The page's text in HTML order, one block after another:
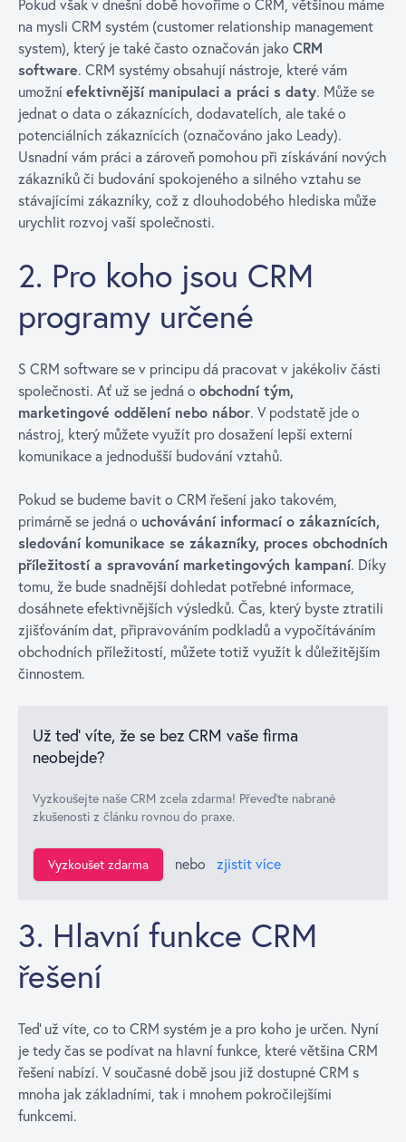
Pokud však v dnešní době hovoříme o CRM, většinou máme
na mysli CRM systém (customer relationship management
system), který je také často označován jako CRM
software. CRM systémy obsahují nástroje, které vám
umožníefektivnější manipulaci a práci s daty. Může se
jednat o data o zákaznících, dodavatelích, ale také o
potenciálních zákaznících (označováno jako Leady).
Usnadní vám práci a zároveň pomohou při získávání nových
zákazníků či budování spokojeného a silného vztahu se
stávajícími zákazníky, což z dlouhodobého hlediska může
urychlit rozvoj vaší společnosti.
2. Pro koho jsou CRM
programy určené
S CRM software se v principu dá pracovat v jakékoliv části
společnosti. Ať už se jedná o obchodní tým,
marketingové oddělení nebo nábor. V podstatě jde o
nástroj, který můžete využít pro dosažení lepší externí
komunikace a jednodušší budování vztahů.
Pokud se budeme bavit o CRM řešení jako takovém,
primárně se jedná o uchovávání informací o zákaznících,
sledování komunikace se zákazníky, proces obchodních
příležitostí a spravování marketingových kampaní. Díky
tomu, že bude snadnější dohledat potřebné informace,
dosáhnete efektivnějších výsledků. Čas, který byste ztratili
zjišťováním dat, připravováním podkladů a vypočítáváním
obchodních příležitostí, můžete totiž využít k důležitějším
činnostem.
Už teď víte, že se bez CRM vaše firma
neobejde?
Vyzkoušejte naše CRM zcela zdarma! Převeďte nabrané
zkušenosti z článku rovnou do praxe.
Vyzkoušet zdarma nebo zjistit více
3. Hlavní funkce CRM
řešení
Teď už víte, co to CRM systém je a pro koho je určen. Nyní
je tedy čas se podívat na hlavní funkce, které většina CRM
řešení nabízí. V současné době jsou již dostupné CRM s
mnoha jak základními, tak i mnohem pokročilejšími
funkcemi.